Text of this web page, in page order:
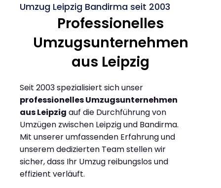
Umzug Leipzig Bandirma seit 2003
Professionelles
Umzugsunternehmen
aus Leipzig
Seit 2003 spezialisiert sich unser
professionelles Umzugsunternehmen
aus Leipzig auf die Durchführung von
Umzügen zwischen Leipzig und Bandirma.
Mit unserer umfassenden Erfahrung und
unserem dedizierten Team stellen wir
sicher, dass Ihr Umzug reibungslos und
effizient verläuft.